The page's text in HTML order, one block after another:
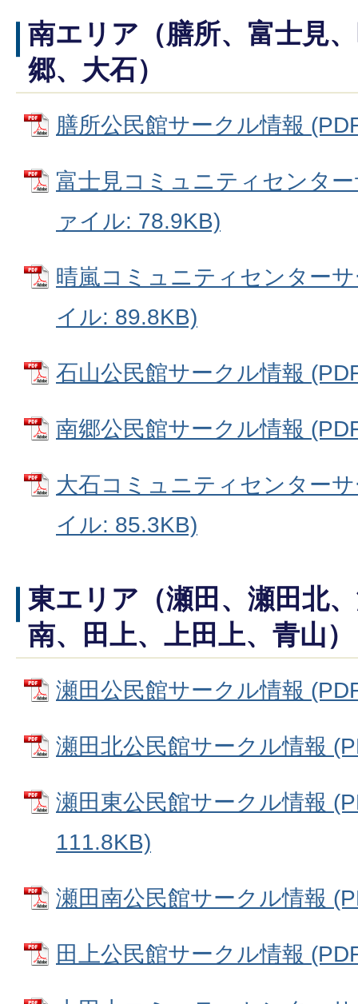
南エリア（膳所、富士見
郷、大石）
膳所公民館サークル情報
富士見コミュニティセンタ
ァイル: 78.9KB)
晴嵐コミュニティセンター
イル: 89.8KB)
石山公民館サークル情報
南郷公民館サークル情報
大石コミュニティセンター
イル: 85.3KB)
東エリア（瀬田、瀬田北
南、田上、上田上、青山）
瀬田公民館サークル情報
瀬田北公民館サークル情報
瀬田東公民館サークル情報
111.8KB)
瀬田南公民館サークル情報
田上公民館サークル情報